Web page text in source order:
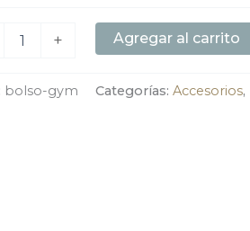
+ Agregar al carrito
bolso-gym Categorías: Accesorios,